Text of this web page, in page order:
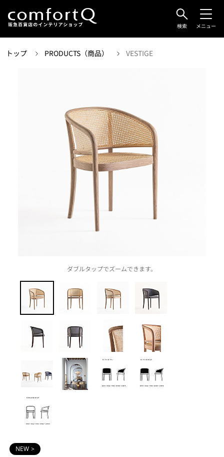
検索 メニュー
トップ PRODUCTS（商品） VESTIGE
ダブルタップでズームできます。
NEW >